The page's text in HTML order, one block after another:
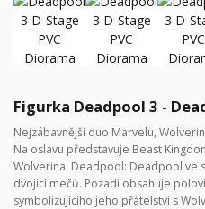
Figurka Deadpool 3 -
Nejzábavnější duo Marvelu,
Na oslavu představuje Beast
Wolverina. Deadpool: Deadpool ve
dvojicí mečů. Pozadí obsahuje
symbolizujícího jeho přátelství s